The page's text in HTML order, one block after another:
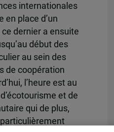
internationales
en place d’un
dernier a ensuite
début des
au sein des
de coopération
l’heure est au
et de
qui de plus,